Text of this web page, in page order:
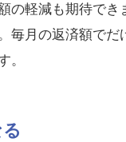
の軽減も期待で
毎月の返済額でだ
。